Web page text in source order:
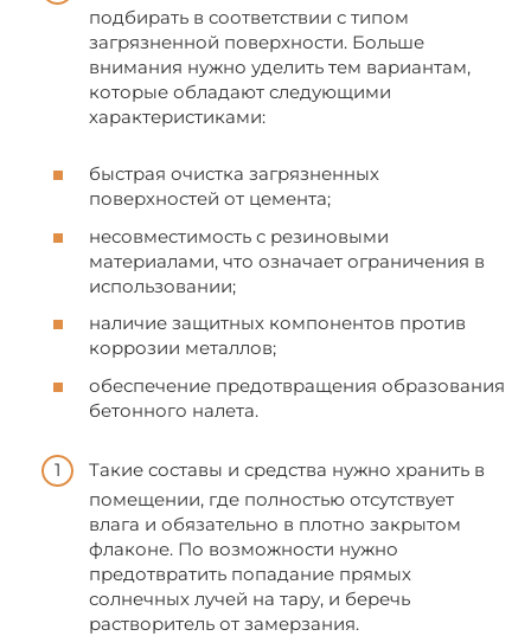
подбирать в соответствии с типом
загрязненной поверхности. Больше
внимания нужно уделить тем вариантам,
которые обладают следующими
характеристиками:
быстрая очистка загрязненных
поверхностей от цемента;
несовместимость с резиновыми
материалами, что означает ограничения в
использовании;
наличие защитных компонентов против
коррозии металлов;
обеспечение предотвращения образования
бетонного налета.
Такие составы и средства нужно хранить в
помещении, где полностью отсутствует
влага и обязательно в плотно закрытом
флаконе. По возможности нужно
предотвратить попадание прямых
солнечных лучей на тару, и беречь
растворитель от замерзания.